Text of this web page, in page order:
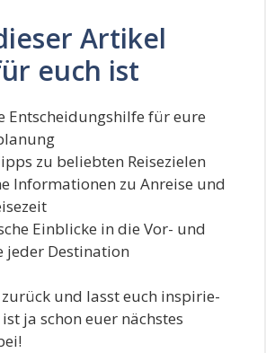
Artikel
euch ist
Ent­schei­dungs­hil­fe für eure
zu belieb­ten Reisezielen
Infor­ma­tio­nen zu Anrei­se und
Ein­bli­cke in die Vor- und
jeder Destination
und lasst euch inspi­rie­
ja schon euer nächs­tes